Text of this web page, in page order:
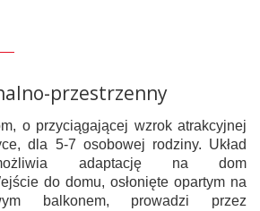
przestrzenny
o przyciągającej wzrok atrakcyjnej
dla 5-7 osobowej rodziny. Układ
adaptację na dom
do domu, osłonięte opartym na
balkonem, prowadzi przez